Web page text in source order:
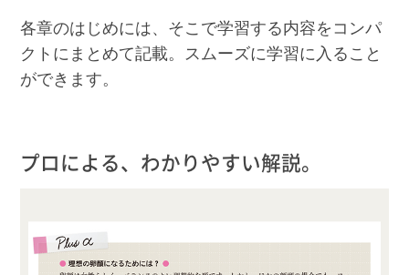
各章のはじめには、そこで学習する内容をコンパ
クトにまとめて記載。スムーズに学習に入ること
ができます。
プロによる、わかりやすい解説。